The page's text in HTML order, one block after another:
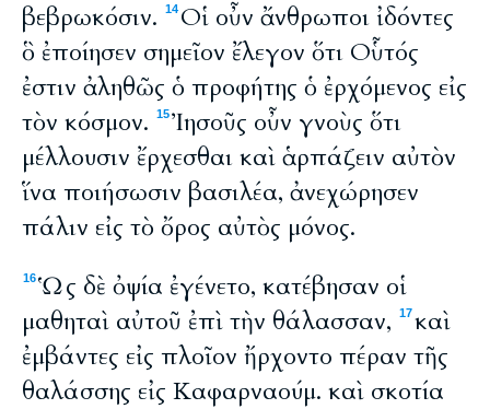
βεβρωκόσιν.
14 Οἱ οὖν ἄνθρωποι ἰδόντες
ὃ ἐποίησεν σημεῖον ἔλεγον ὅτι Οὗτός
ἐστιν ἀληθῶς ὁ προφήτης ὁ ἐρχόμενος εἰς
τὸν κόσμον.
15Ἰησοῦς οὖν γνοὺς ὅτι
μέλλουσιν ἔρχεσθαι καὶ ἁρπάζειν αὐτὸν
ἵνα ποιήσωσιν βασιλέα, ἀνεχώρησεν
πάλιν εἰς τὸ ὄρος αὐτὸς μόνος.
16Ὡς δὲ ὀψία ἐγένετο, κατέβησαν οἱ
μαθηταὶ αὐτοῦ ἐπὶ τὴν θάλασσαν,
17καὶ
ἐμβάντες εἰς πλοῖον ἤρχοντο πέραν τῆς
θαλάσσης εἰς Καφαρναούμ. καὶ σκοτία